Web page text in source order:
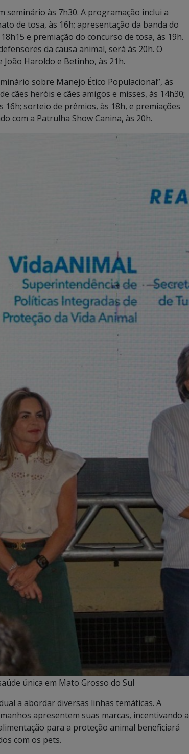
seminário às 7h30. A programação inclui a
de tosa, às 16h; apresentação da banda do
e premiação do concurso de tosa, às 19h.
da causa animal, será às 20h. O
Haroldo e Betinho, às 21h.
sobre Manejo Ético Populacional”, às
cães heróis e cães amigos e misses, às 14h30;
sorteio de prêmios, às 18h, e premiações
com a Patrulha Show Canina, às 20h.
única em Mato Grosso do Sul
a abordar diversas linhas temáticas. A
apresentem suas marcas, incentivando a
para a proteção animal beneficiará
com os pets.